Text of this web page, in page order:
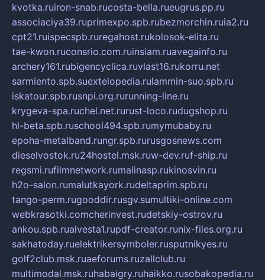
kvotka.ruiron-snab.rucosta-bella.rueugrus.pp.ru
associaciya39.ruprimexpo.spb.rubezmorchin.ruia2.ru
cpt21.ruispecspb.ruregahost.rukolosok-elita.ru
tae-kwon.ruconsrio.com.ruinsiam.ruavegainfo.ru
archery161.rubigencyclica.ruvlast16.rukorru.net
sarmiento.spb.suextelopedia.rulammin-suo.spb.ru
iskatour.spb.rusnpi.org.rurunning-line.ru
krygeva-spa.ruchel.net.rurust-loco.rudugshop.ru
hl-beta.spb.ruschool494.spb.rumymubaby.ru
epoha-metalband.rungr.spb.rurusgosnews.com
dieselvostok.ru24hostel.msk.ruw-dev.ruf-ship.ru
regsmi.rufilmnetwork.rumalinasp.rukinosvin.ru
h2o-salon.rumalutkayork.rudeltaprim.spb.ru
tango-perm.rugooddir.rusgv.sumultiki-online.com
webkrasotki.comcherinvest.rudetskiy-ostrov.ru
ankou.spb.rualvesta1.rupdf-creator.runix-files.org.ru
sakhatoday.ruelektrikersymboler.rusputnikyes.ru
golf2club.msk.ruaeforums.ruzallclub.ru
multimodal.msk.ruhabaigry.ruhaikko.rusobakopedia.ru